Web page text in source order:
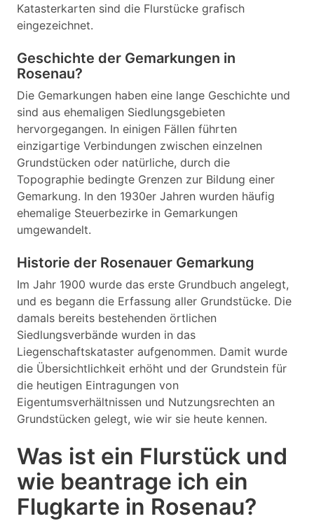
Katasterkarten sind die Flurstücke grafisch
eingezeichnet.
Geschichte der Gemarkungen in
Rosenau?
Die Gemarkungen haben eine lange Geschichte und
sind aus ehemaligen Siedlungsgebieten
hervorgegangen. In einigen Fällen führten
einzigartige Verbindungen zwischen einzelnen
Grundstücken oder natürliche, durch die
Topographie bedingte Grenzen zur Bildung einer
Gemarkung. In den 1930er Jahren wurden häufig
ehemalige Steuerbezirke in Gemarkungen
umgewandelt.
Historie der Rosenauer Gemarkung
Im Jahr 1900 wurde das erste Grundbuch angelegt,
und es begann die Erfassung aller Grundstücke. Die
damals bereits bestehenden örtlichen
Siedlungsverbände wurden in das
Liegenschaftskataster aufgenommen. Damit wurde
die Übersichtlichkeit erhöht und der Grundstein für
die heutigen Eintragungen von
Eigentumsverhältnissen und Nutzungsrechten an
Grundstücken gelegt, wie wir sie heute kennen.
Was ist ein Flurstück und
wie beantrage ich ein
Flugkarte in Rosenau?